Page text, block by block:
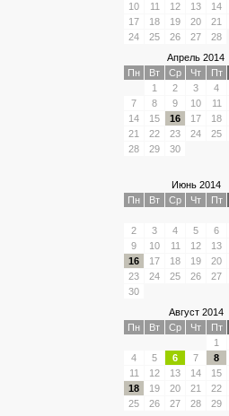
10
11 12 13 14
17
18 19 20 21
24
25 26 27
28
Апрель 2014
Пн
Вт Ср Чт Пт
1
2 3 4
7
8 9 10 11
14
15 16 17 18
21
22 23 24 25
28
29 30
Июнь 2014
Пн
Вт Ср Чт Пт
2
3 4 5 6
9
10 11 12 13
16
17 18 19 20
23
24 25 26 27
30
Август 2014
Пн
Вт Ср Чт Пт
1
4
5 6 7 8
11
12 13 14 15
18
19 20 21 22
25
26 27 28 29